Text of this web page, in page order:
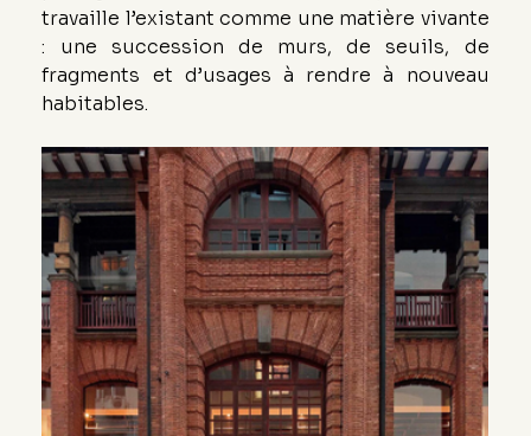
travaille l’existant comme une matière vivante
: une succession de murs, de seuils, de
fragments et d’usages à rendre à nouveau
habitables.